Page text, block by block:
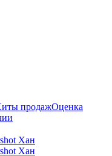
продажОценка